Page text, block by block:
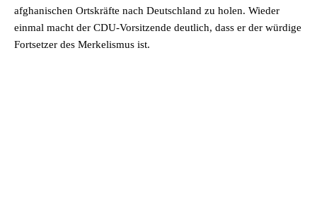
afghanischen Ortskräfte nach Deutschland zu holen. Wieder
einmal macht der CDU-Vorsitzende deutlich, dass er der würdige
Fortsetzer des Merkelismus ist.